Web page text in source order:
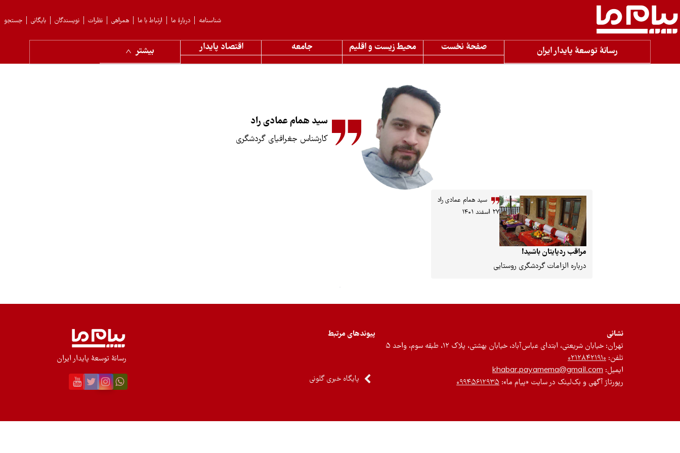
جستجو بایگانی نویسندگان نظرات همراهی ارتباط با ما دربارهٔ ما شناسنامه
رسانۀ توسعۀ پایدار ایران صفحۀ نخست محیط زیست و اقلیم جامعه اقتصاد پایدار بیشتر
سید همام عمادی راد
کارشناس جغرافیای گردشگری
سید همام عمادی راد
۲۷ اسفند ۱۴۰۱
مراقب ردپایتان باشید!
درباره الزامات گردشگری روستایی
نشانی
تهران: خیابان شریعتی، ابتدای عباس‌آباد، خیابان بهشتی، پلاک ۱۲، طبقه سوم، واحد ۵
تلفن: ۰۲۱۲۸۴۲۱۹۱۰
ایمیل: khabar.payamema@gmail.com
رپورتاژ آگهی و بک‌لینک در سایت «پیام ما»: ۰۹۹۴۵۶۱۲۹۳۵
پیوندهای مرتبط
پایگاه خبری گلونی
رسانۀ توسعۀ پایدار ایران